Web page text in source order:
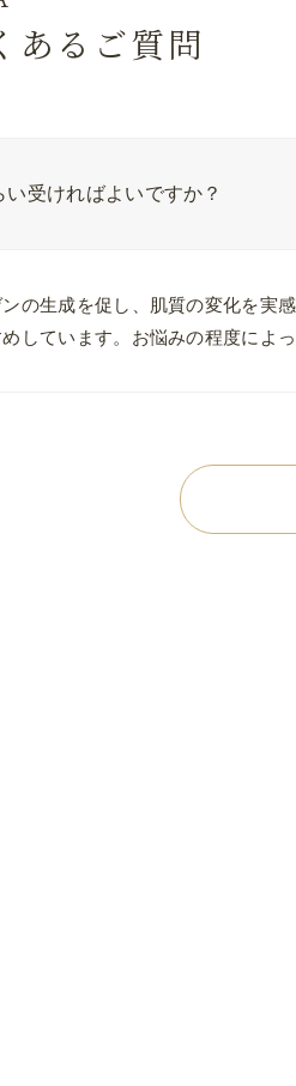
あるご質問
い受ければよいですか？
ンの生成を促し、肌質の変化を実
しています。お悩みの程度によ